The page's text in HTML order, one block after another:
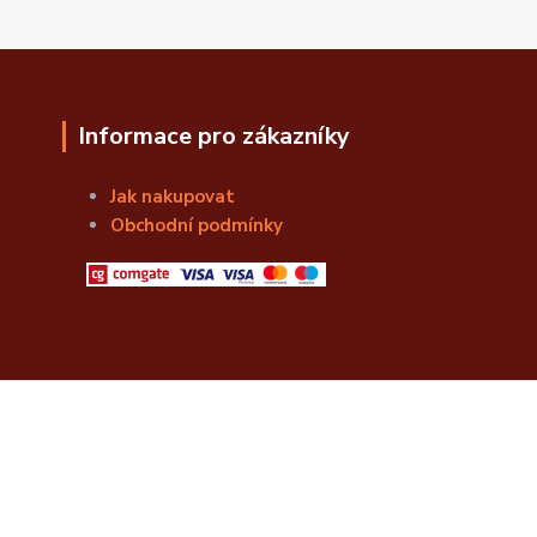
Informace pro zákazníky
Jak nakupovat
Obchodní podmínky